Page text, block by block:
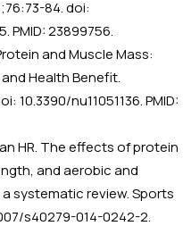
84. doi:
PMID: 23899756.
and Muscle Mass:
Health Benefit.
10.3390/nu11051136. PMID:
HR. The effects of protein
and aerobic and
systematic review. Sports
s40279-014-0242-2.